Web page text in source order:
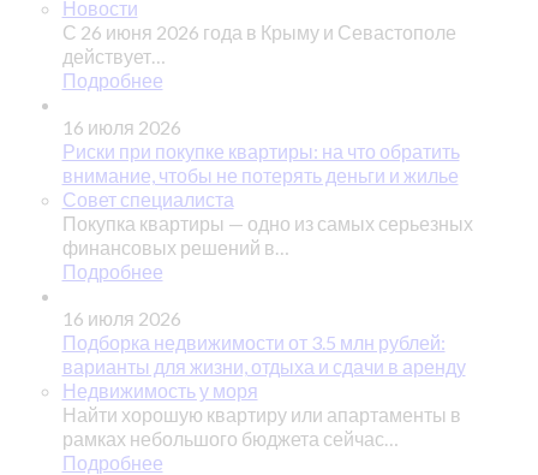
Новости
С 26 июня 2026 года в Крыму и Севастополе
действует…
Подробнее
16 июля 2026
Риски при покупке квартиры: на что обратить
внимание, чтобы не потерять деньги и жилье
Совет специалиста
Покупка квартиры — одно из самых серьезных
финансовых решений в…
Подробнее
16 июля 2026
Подборка недвижимости от 3.5 млн рублей:
варианты для жизни, отдыха и сдачи в аренду
Недвижимость у моря
Найти хорошую квартиру или апартаменты в
рамках небольшого бюджета сейчас…
Подробнее